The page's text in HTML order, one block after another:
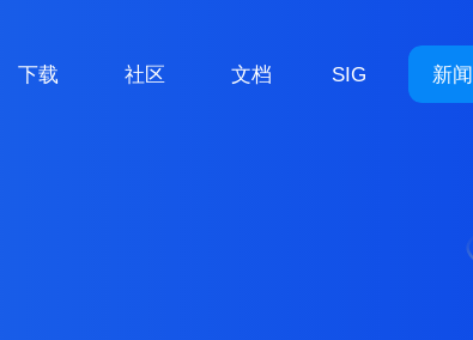
下载 社区 文档 SIG 新闻